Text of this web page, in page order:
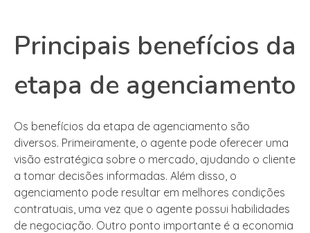
Principais benefícios da
etapa de agenciamento
Os benefícios da etapa de agenciamento são
diversos. Primeiramente, o agente pode oferecer uma
visão estratégica sobre o mercado, ajudando o cliente
a tomar decisões informadas. Além disso, o
agenciamento pode resultar em melhores condições
contratuais, uma vez que o agente possui habilidades
de negociação. Outro ponto importante é a economia